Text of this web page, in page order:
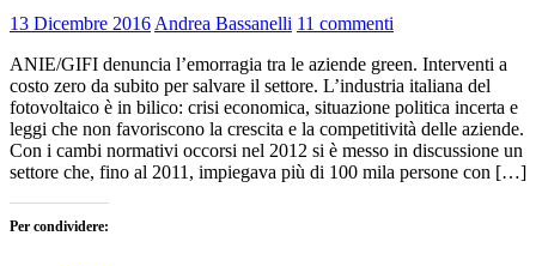
13 Dicembre 2016 Andrea Bassanelli 11 commenti
ANIE/GIFI denuncia l’emorragia tra le aziende green. Interventi a
costo zero da subito per salvare il settore. L’industria italiana del
fotovoltaico è in bilico: crisi economica, situazione politica incerta e
leggi che non favoriscono la crescita e la competitività delle aziende.
Con i cambi normativi occorsi nel 2012 si è messo in discussione un
settore che, fino al 2011, impiegava più di 100 mila persone con […]
Per condividere: